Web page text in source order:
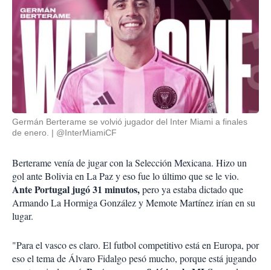
Germán Berterame se volvió jugador del Inter Miami a finales
de enero.
@InterMiamiCF
Berterame venía de jugar con la Selección Mexicana. Hizo un
gol ante Bolivia en La Paz y eso fue lo último que se le vio.
Ante Portugal jugó 31 minutos,pero ya estaba dictado que
Armando La Hormiga González y Memote Martínez irían en su
lugar.
"Para el vasco es claro. El futbol competitivo está en Europa, por
eso el tema de Álvaro Fidalgo pesó mucho, porque está jugando